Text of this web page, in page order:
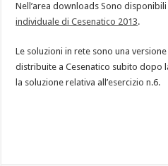
Nell’area downloads Sono
individuale di Cesenatico 2013.
Le soluzioni in rete sono una
distribuite a Cesenatico subito dopo
la soluzione relativa all’esercizio n.6.